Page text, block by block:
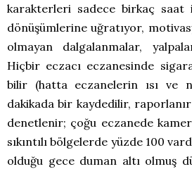
karakterleri sadece birkaç
dönüşümlerine uğratıyor,
olmayan dalgalanmalar,
Hiçbir eczacı eczanesinde
bilir (hatta eczanelerin ısı ve
dakikada bir kaydedilir,
denetlenir; çoğu eczanede
sıkıntılı bölgelerde yüzde 100
olduğu gece duman altı olmuş